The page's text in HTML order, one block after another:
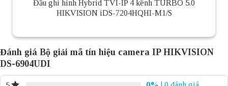
Đầu ghi hình Hybrid TVI-IP 4 kênh TURBO 5.0
HIKVISION iDS-7204HQHI-M1/S
Đánh giá Bộ giải mã tín hiệu camera IP HIKVISION
DS-6904UDI